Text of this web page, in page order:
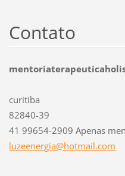
Contato
curitiba
82840-39
41 99654-2909 Apenas
luzeenergia@hotmail.com